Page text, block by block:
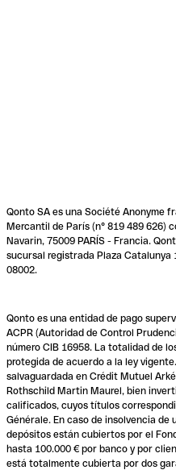
Qonto SA es una Société Anonyme
Mercantil de París (n° 819 489 626)
Navarin, 75009 PARÍS - Francia.
sucursal registrada Plaza Catalunya
08002.
Qonto es una entidad de pago
ACPR (Autoridad de Control
número CIB 16958. La totalidad de
protegida de acuerdo a la ley
salvaguardada en Crédit Mutuel
Rothschild Martin Maurel, bien
calificados, cuyos títulos
Générale. En caso de insolvencia de
depósitos están cubiertos por el
hasta 100.000 € por banco y por
está totalmente cubierta por dos